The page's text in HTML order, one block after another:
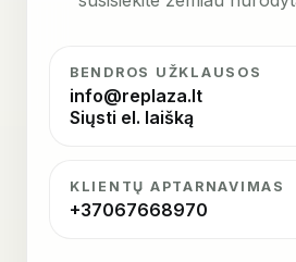
BENDROS UŽKLAUSOS
info@replaza.lt
Siųsti el. laišką
KLIENTŲ APTARNAVIMAS
+37067668970